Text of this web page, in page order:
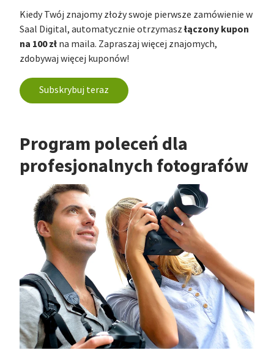
Kiedy Twój znajomy złoży swoje pierwsze zamówienie w
Saal Digital, automatycznie otrzymaszłączony kupon
na 100 zł na maila. Zapraszaj więcej znajomych,
zdobywaj więcej kuponów!
Subskrybuj teraz
Program poleceń dla
profesjonalnych fotografów